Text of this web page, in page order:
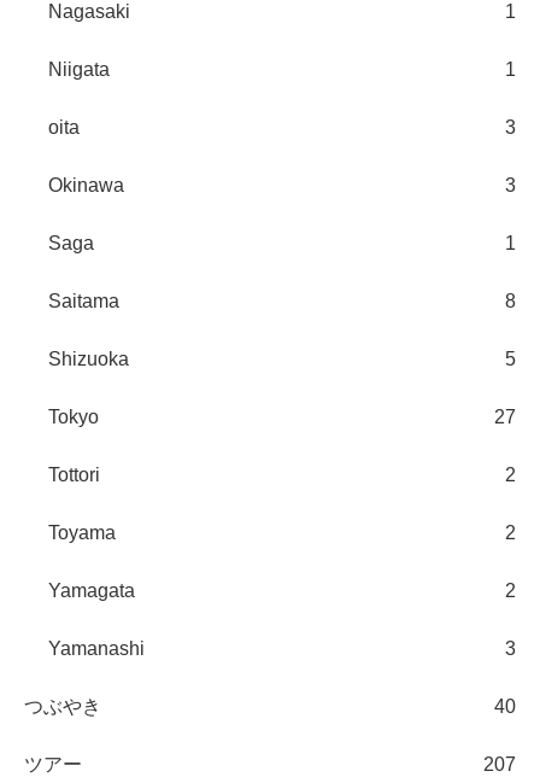
Nagasaki 1
Niigata 1
oita 3
Okinawa 3
Saga 1
Saitama 8
Shizuoka 5
Tokyo 27
Tottori 2
Toyama 2
Yamagata 2
Yamanashi 3
つぶやき 40
ツアー 207